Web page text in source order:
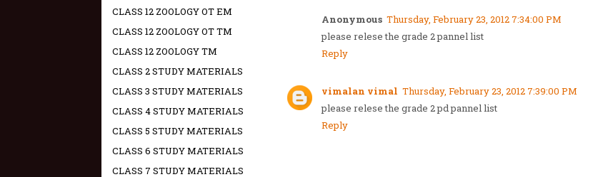
Anonymous Thursday, February 23, 2012 7:34:00 PM
please relese the grade 2 pannel list
Reply
vimalan vimal Thursday, February 23, 2012 7:39:00 PM
please relese the grade 2 pd pannel list
Reply
CLASS 12 ZOOLOGY OT EM
CLASS 12 ZOOLOGY OT TM
CLASS 12 ZOOLOGY TM
CLASS 2 STUDY MATERIALS
CLASS 3 STUDY MATERIALS
CLASS 4 STUDY MATERIALS
CLASS 5 STUDY MATERIALS
CLASS 6 STUDY MATERIALS
CLASS 7 STUDY MATERIALS